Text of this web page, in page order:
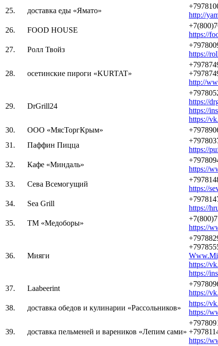
25.
доставка еды «Ямато»
http://
26.
FOOD HOUSE
https://
27.
Ролл Твойз
https://
28. осетинские пироги «KURTAT»
http://
29. DrGrill24
https://
https://
https://
30.
ООО «МясТоргКрым»
31.
Паффин Пицца
https://
32.
Кафе «Миндаль»
https://
33.
Сева Всемогущий
https://
34.
Sea Grill
https://
35.
ТМ «Медоборы»
https://
36. Мияги
https://
https://
37.
Laabeerint
https://
38.
доставка обедов и кулинарии «Рассольников»
https://
https://
39. доставка пельменей и вареников «Лепим сами»
https://